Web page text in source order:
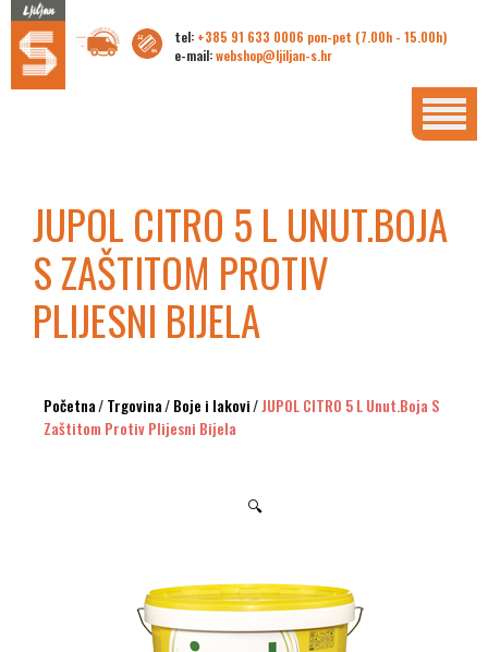
tel: +385 91 633 0006 pon-pet (7.00h - 15.00h)
e-mail:webshop@ljiljan-s.hr
JUPOL CITRO 5 L UNUT.BOJA
S ZAŠTITOM PROTIV
PLIJESNI BIJELA
Početna/Trgovina/Boje i lakovi/JUPOL CITRO 5 L Unut.boja S
Zaštitom Protiv Plijesni Bijela
🔍